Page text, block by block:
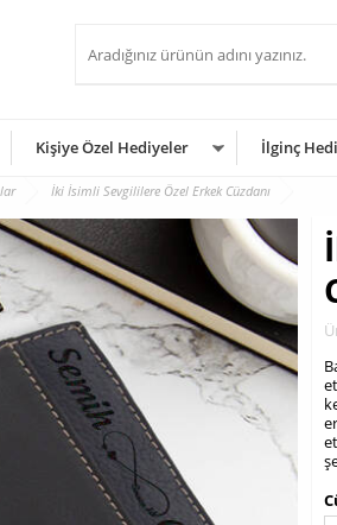
Kişiye Özel Hediyeler İlginç
İki İsimli Sevgililere Özel Erkek Cüzdanı